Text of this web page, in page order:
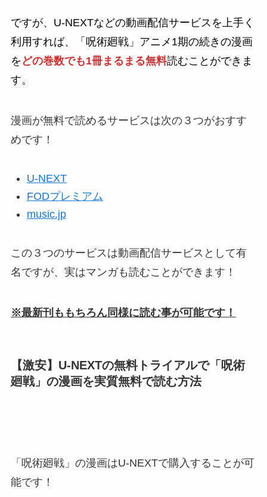
ですが、U-NEXTなどの動画配信サービスを上手く
利用すれば、「呪術廻戦」アニメ1期の続きの漫画
を どの巻数でも1冊まるまる無料読むことができま
す。
漫画が無料で読めるサービスは次の３つがおすす
めです！
U-NEXT
FODプレミアム
music.jp
この３つのサービスは動画配信サービスとして有
名ですが、実はマンガも読むことができます！
※最新刊ももちろん同様に読む事が可能です！
【激安】 U-NEXTの無料トライアルで「呪術
廻戦」の漫画を実質無料で読む方法
「呪術廻戦」の漫画はU-NEXTで購入することが可
能です！